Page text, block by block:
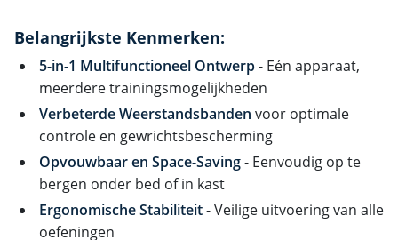
Belangrijkste Kenmerken:
5-in-1 Multifunctioneel Ontwerp- Eén apparaat,
meerdere trainingsmogelijkheden
Verbeterde Weerstandsbanden voor optimale
controle en gewrichtsbescherming
Opvouwbaar en Space-Saving- Eenvoudig op te
bergen onder bed of in kast
Ergonomische Stabiliteit- Veilige uitvoering van alle
oefeningen